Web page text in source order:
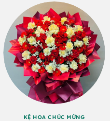
KỆ HOA CHÚC MỪNG